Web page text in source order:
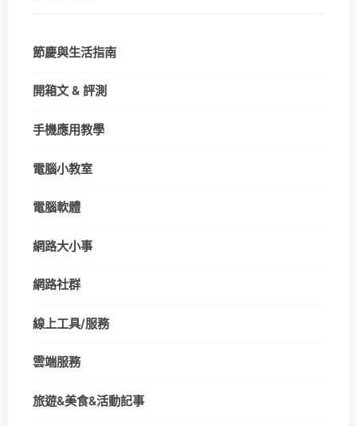
節慶與生活指南
開箱文 & 評測
手機應用教學
電腦小教室
電腦軟體
網路大小事
網路社群
線上工具/服務
雲端服務
旅遊&美食&活動記事